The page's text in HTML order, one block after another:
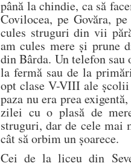
până la chindie, ca să
Covilocea, pe Govăra,
cules struguri din vii
am cules mere și prune
din Bârda. Un telefon sau
la fermă sau de la
opt clase V-VIII ale școlii
paza nu era prea
zilei cu o plasă de
struguri, dar de cele mai
cât să orbim un șoarece.
Cei de la liceu din